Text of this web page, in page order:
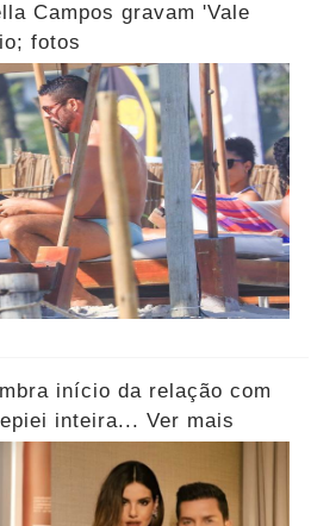
Campos gravam 'Vale
fotos
início da relação com
inteira... Ver mais